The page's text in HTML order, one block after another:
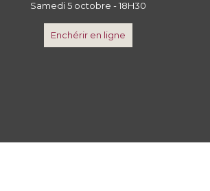
Samedi 5 octobre - 18H30
Enchérir en ligne